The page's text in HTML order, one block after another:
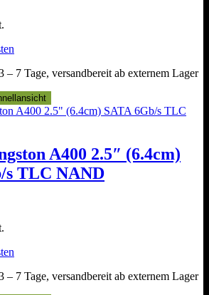
– 7 Tage, versandbereit ab externem Lager
A400 2.5″ (6.4cm)
s TLC NAND
– 7 Tage, versandbereit ab externem Lager